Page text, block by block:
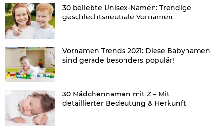
30 beliebte Unisex-Namen: Trendige
geschlechtsneutrale Vornamen
Vornamen Trends 2021: Diese Babynamen
sind gerade besonders populär!
30 Mädchennamen mit Z – Mit
detaillierter Bedeutung & Herkunft